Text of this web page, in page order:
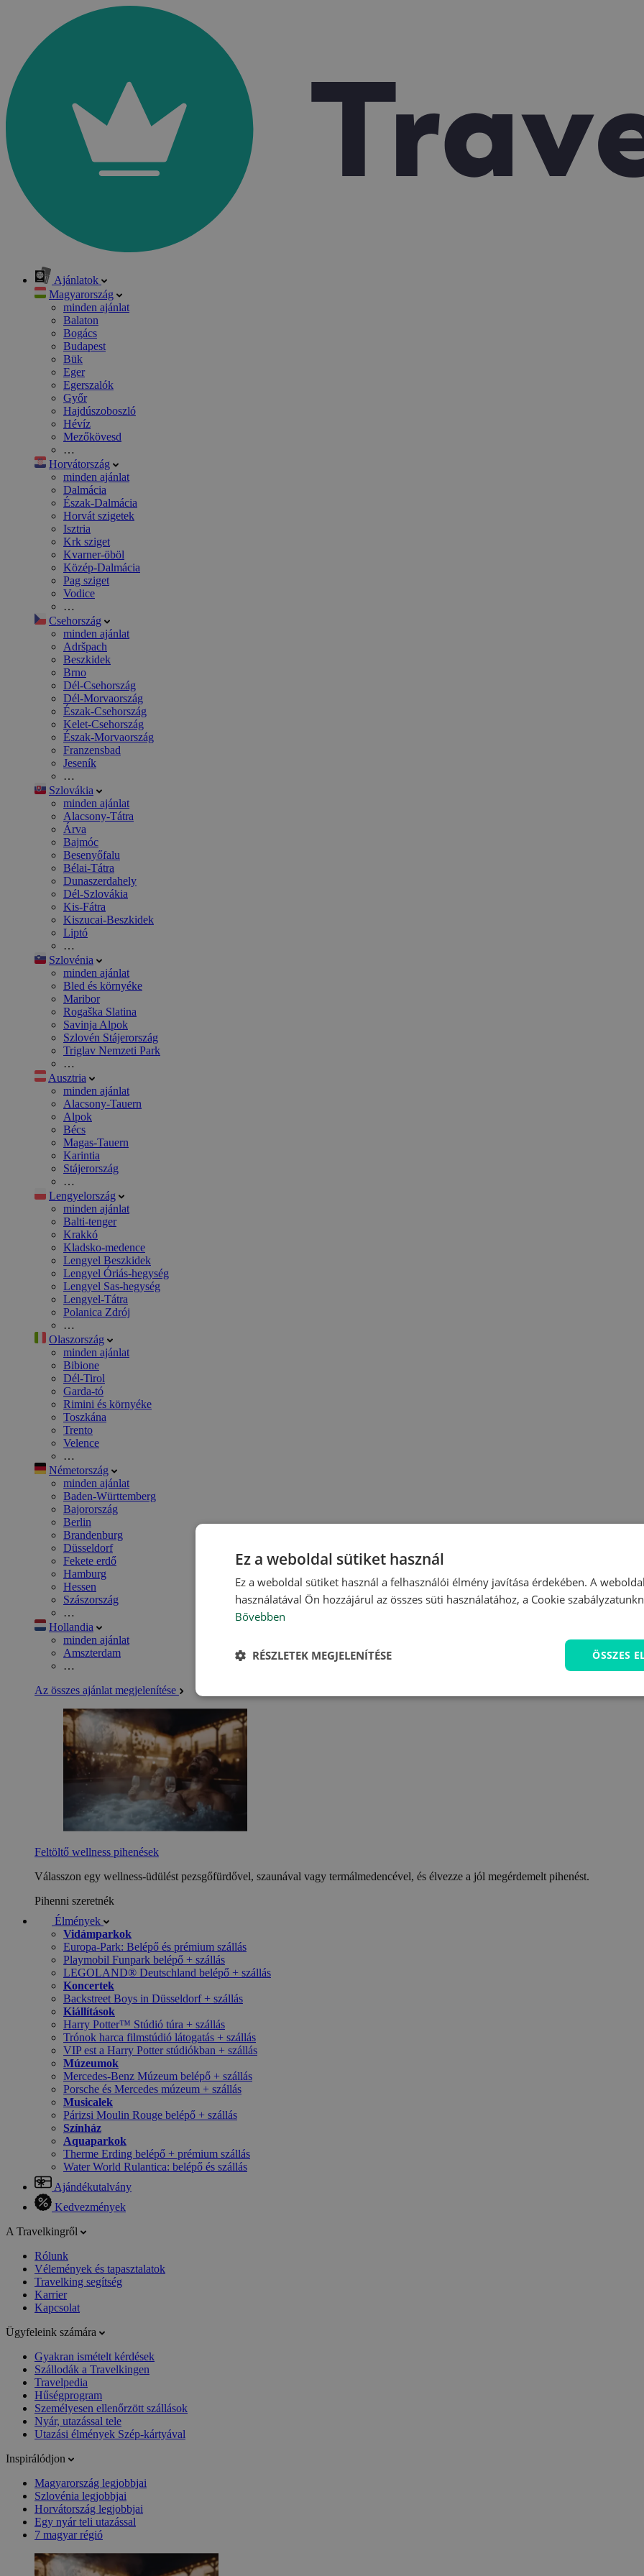
Ajánlatok
Magyarország
minden ajánlat
Balaton
Bogács
Budapest
Bük
Eger
Egerszalók
Győr
Hajdúszoboszló
Hévíz
Mezőkövesd
…
Horvátország
minden ajánlat
Dalmácia
Észak-Dalmácia
Horvát szigetek
Isztria
Krk sziget
Kvarner-öböl
Közép-Dalmácia
Pag sziget
Vodice
…
Csehország
minden ajánlat
Adršpach
Beszkidek
Brno
Dél-Csehország
Dél-Morvaország
Észak-Csehország
Kelet-Csehország
Észak-Morvaország
Franzensbad
Jeseník
…
Szlovákia
minden ajánlat
Alacsony-Tátra
Árva
Bajmóc
Besenyőfalu
Bélai-Tátra
Dunaszerdahely
Dél-Szlovákia
Kis-Fátra
Kiszucai-Beszkidek
Liptó
…
Szlovénia
minden ajánlat
Bled és környéke
Maribor
Rogaška Slatina
Savinja Alpok
Szlovén Stájerország
Triglav Nemzeti Park
…
Ausztria
minden ajánlat
Alacsony-Tauern
Alpok
Bécs
Magas-Tauern
Karintia
Stájerország
…
Lengyelország
minden ajánlat
Balti-tenger
Krakkó
Kladsko-medence
Lengyel Beszkidek
Lengyel Óriás-hegység
Lengyel Sas-hegység
Lengyel-Tátra
Polanica Zdrój
…
Olaszország
minden ajánlat
Bibione
Dél-Tirol
Garda-tó
Rimini és környéke
Toszkána
Trento
Velence
…
Németország
minden ajánlat
Baden-Württemberg
Bajorország
Berlin
Brandenburg
Düsseldorf
Fekete erdő
Hamburg
Hessen
Szászország
…
Hollandia
minden ajánlat
Amszterdam
…
Az összes ajánlat megjelenítése
Feltöltő wellness pihenések
Válasszon egy wellness-üdülést pezsgőfürdővel, szaunával vagy termálmedencével, és élvezze a jól megérdemelt pihenést.
Pihenni szeretnék
Élmények
Vidámparkok
Europa-Park: Belépő és prémium szállás
Playmobil Funpark belépő + szállás
LEGOLAND® Deutschland belépő + szállás
Koncertek
Backstreet Boys in Düsseldorf + szállás
Kiállítások
Harry Potter™ Stúdió túra + szállás
Trónok harca filmstúdió látogatás + szállás
VIP est a Harry Potter stúdiókban + szállás
Múzeumok
Mercedes-Benz Múzeum belépő + szállás
Porsche és Mercedes múzeum + szállás
Musicalek
Párizsi Moulin Rouge belépő + szállás
Színház
Aquaparkok
Therme Erding belépő + prémium szállás
Water World Rulantica: belépő és szállás
Ajándékutalvány
Kedvezmények
A Travelkingről
Rólunk
Vélemények és tapasztalatok
Travelking segítség
Karrier
Kapcsolat
Ügyfeleink számára
Gyakran ismételt kérdések
Szállodák a Travelkingen
Travelpedia
Hűségprogram
Személyesen ellenőrzött szállások
Nyár, utazással tele
Utazási élmények Szép-kártyával
Inspirálódjon
Magyarország legjobbjai
Szlovénia legjobbjai
Horvátország legjobbjai
Egy nyár teli utazással
7 magyar régió
Ez a weboldal sütiket használ
Ez a weboldal sütiket használ a felhasználói élmény javítása érdekében. A
használatával Ön hozzájárul az összes süti használatához, a Cookie
Bővebben
ÖSSZES
RÉSZLETEK MEGJELENÍTÉSE